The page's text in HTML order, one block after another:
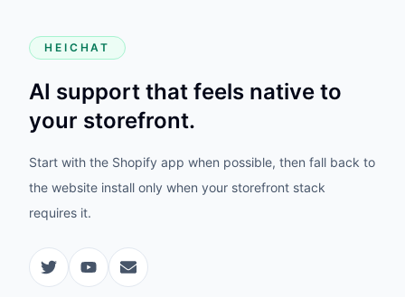
HEICHAT
AI support that feels native to
your storefront.
Start with the Shopify app when possible, then fall back to
the website install only when your storefront stack
requires it.